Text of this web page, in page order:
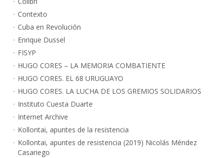
Contexto
Cuba en Revolución
Enrique Dussel
FISYP
HUGO CORES – LA MEMORIA COMBATIENTE
HUGO CORES. EL 68 URUGUAYO
HUGO CORES. LA LUCHA DE LOS GREMIOS SOLIDARIOS
Instituto Cuesta Duarte
Internet Archive
Kollontai, apuntes de la resistencia
Kollontai, apuntes de resistencia (2019) Nicolás Méndez
Casariego